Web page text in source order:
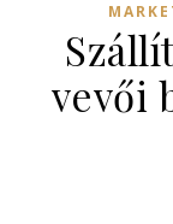
vevői